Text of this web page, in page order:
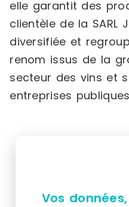
elle garantit des
clientèle de la SARL
diversifiée et
renom issus de la
secteur des vins et
entreprises
Vos